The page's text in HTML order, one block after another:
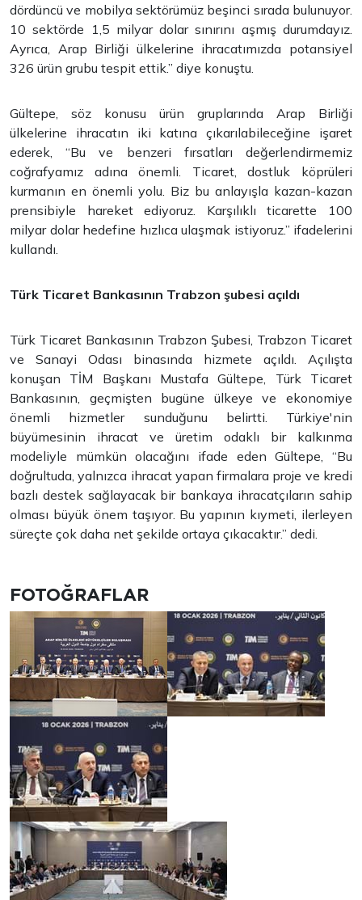
dördüncü ve mobilya sektörümüz beşinci sırada bulunuyor.
10 sektörde 1,5 milyar dolar sınırını aşmış durumdayız.
Ayrıca, Arap Birliği ülkelerine ihracatımızda potansiyel
326 ürün grubu tespit ettik.” diye konuştu.
Gültepe, söz konusu ürün gruplarında Arap Birliği
ülkelerine ihracatın iki katına çıkarılabileceğine işaret
ederek, “Bu ve benzeri fırsatları değerlendirmemiz
coğrafyamız adına önemli. Ticaret, dostluk köprüleri
kurmanın en önemli yolu. Biz bu anlayışla kazan-kazan
prensibiyle hareket ediyoruz. Karşılıklı ticarette 100
milyar dolar hedefine hızlıca ulaşmak istiyoruz.” ifadelerini
kullandı.
Türk Ticaret Bankasının Trabzon şubesi açıldı
Türk Ticaret Bankasının Trabzon Şubesi, Trabzon Ticaret
ve Sanayi Odası binasında hizmete açıldı. Açılışta
konuşan TİM Başkanı Mustafa Gültepe, Türk Ticaret
Bankasının, geçmişten bugüne ülkeye ve ekonomiye
önemli hizmetler sunduğunu belirtti. Türkiye'nin
büyümesinin ihracat ve üretim odaklı bir kalkınma
modeliyle mümkün olacağını ifade eden Gültepe, “Bu
doğrultuda, yalnızca ihracat yapan firmalara proje ve kredi
bazlı destek sağlayacak bir bankaya ihracatçıların sahip
olması büyük önem taşıyor. Bu yapının kıymeti, ilerleyen
süreçte çok daha net şekilde ortaya çıkacaktır.” dedi.
FOTOĞRAFLAR